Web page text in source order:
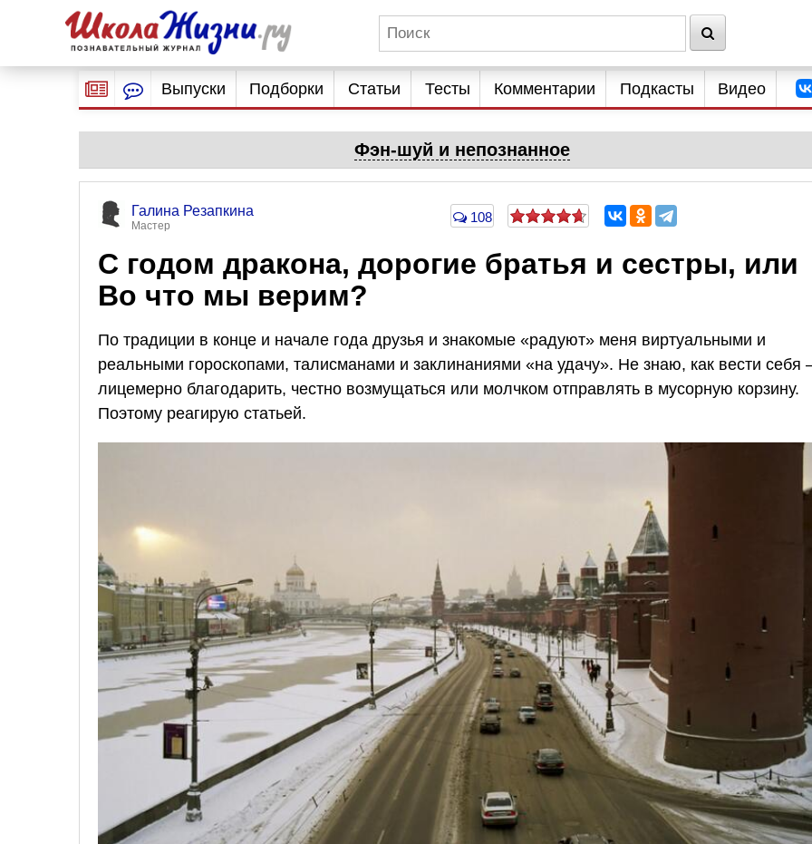
Выпуски Подборки Статьи Тесты Комментарии Подкасты Видео
Фэн-шуй и непознанное
Галина Резапкина
Мастер
108
С годом дракона, дорогие братья и сестры, или
Во что мы верим?
По традиции в конце и начале года друзья и знакомые «радуют» меня виртуальными и
реальными гороскопами, талисманами и заклинаниями «на удачу». Не знаю, как вести себя
лицемерно благодарить, честно возмущаться или молчком отправлять в мусорную корзину.
Поэтому реагирую статьей.